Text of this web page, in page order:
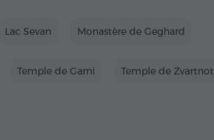
Lac Sevan Monastère de Geghard
Temple de Garni Temple de